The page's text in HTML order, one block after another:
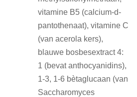
vitamine B5 (calcium-d-
pantothenaat), vitamine C
(van acerola kers),
blauwe bosbesextract 4:
1 (bevat anthocyanidins),
1-3, 1-6 bètaglucaan (van
Saccharomyces